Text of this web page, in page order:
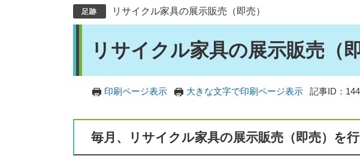
リサイクル家具の展示販売（即売）
リサイクル家具の展示販売（即
印刷ページ表示 大きな文字で印刷ページ表示 記事ID：
毎月、リサイクル家具の展示販売（即売）を